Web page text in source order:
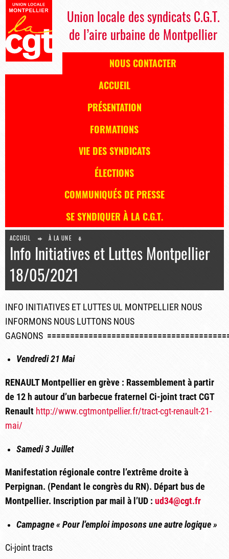
Union locale des syndicats C.G.T.
de l’aire urbaine de Montpellier
NOUS CONTACTER
ACCUEIL
PRÉSENTATION
FORMATIONS
VIE DES SYNDICATS
ÉLECTIONS
COMMUNIQUÉS DE PRESSE
SE SYNDIQUER À LA C.G.T.
ACCUEIL À LA UNE
Info Initiatives et Luttes Montpellier
18/05/2021
INFO INITIATIVES ET LUTTES UL MONTPELLIER NOUS
INFORMONS NOUS LUTTONS NOUS
GAGNONS
Vendredi 21 Mai
RENAULT Montpellier en grève : Rassemblement à partir
de 12 h autour d’un barbecue fraternel Ci-joint tract CGT
Renault http://www.cgtmontpellier.fr/tract-cgt-renault-21-
mai/
Samedi 3 Juillet
Manifestation régionale contre l’extrême droite à
Perpignan. (Pendant le congrès du RN). Départ bus de
Montpellier. Inscription par mail à l’UD : ud34@cgt.fr
Campagne « Pour l’emploi imposons une autre logique »
Ci-joint tracts